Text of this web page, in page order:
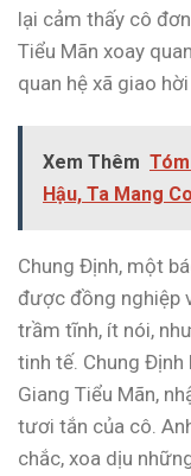
lại cảm thấy cô
Tiểu Mãn xoay
quan hệ xã giao
Xem Thêm
Hậu, Ta Mang
Chung Định, một
được đồng nghiệp
trầm tĩnh, ít nói,
tinh tế. Chung
Giang Tiểu Mãn,
tươi tắn của cô.
chắc, xoa dịu